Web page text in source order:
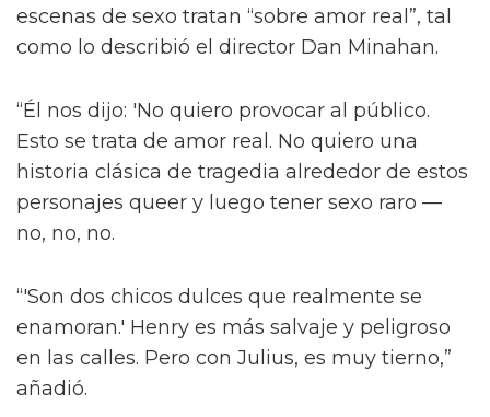
escenas de sexo tratan “sobre amor real”, tal
como lo describió el director Dan Minahan.
“Él nos dijo: 'No quiero provocar al público.
Esto se trata de amor real. No quiero una
historia clásica de tragedia alrededor de estos
personajes queer y luego tener sexo raro —
no, no, no.
“'Son dos chicos dulces que realmente se
enamoran.' Henry es más salvaje y peligroso
en las calles. Pero con Julius, es muy tierno,”
añadió.